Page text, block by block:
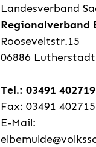
Landesverband
Regionalverband
Rooseveltstr.15
06886
Tel.: 03491 402719
Fax: 03491 402715
E-Mail: